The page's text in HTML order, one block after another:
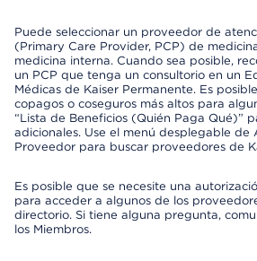
Puede seleccionar un proveedor de
(Primary Care Provider, PCP) de
medicina interna. Cuando sea posible,
un PCP que tenga un consultorio en un
Médicas de Kaiser Permanente. Es
copagos o coseguros más altos para
“Lista de Beneficios (Quién Paga Qué)”
adicionales. Use el menú desplegable de
Proveedor para buscar proveedores de
Es posible que se necesite una
para acceder a algunos de los
directorio. Si tiene alguna pregunta,
los Miembros.